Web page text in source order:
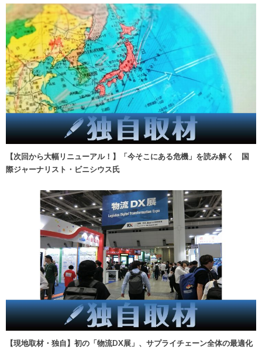
【次回から大幅リニューアル！】「今そこにある危機」を読み解く 国
際ジャーナリスト・ビニシウス氏
【現地取材・独自】初の「物流DX展」、サプライチェーン全体の最適化